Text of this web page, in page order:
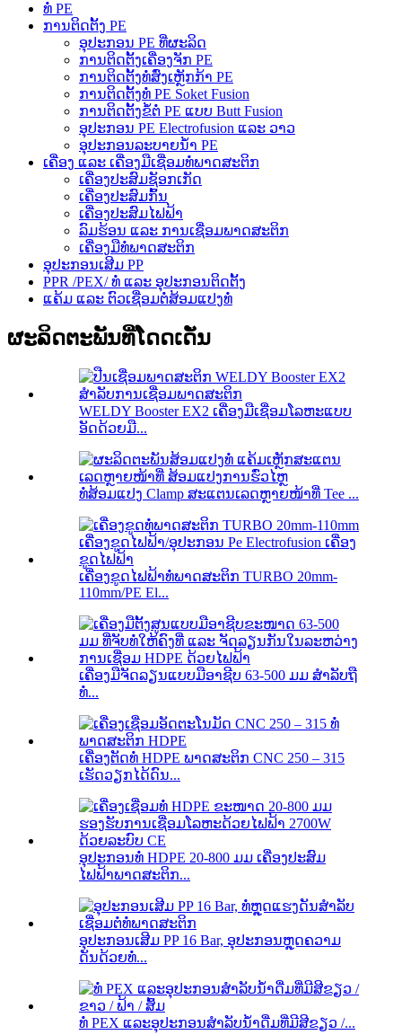
ທໍ່ PE
ການຕິດຕັ້ງ PE
ອຸປະກອນ PE ທີ່ຜະລິດ
ການຕິດຕັ້ງເຄື່ອງຈັກ PE
ການຕິດຕັ້ງທໍ່ສົ່ງເຫຼັກກ້າ PE
ການຕິດຕັ້ງທໍ່ PE Soket Fusion
ການຕິດຕັ້ງຂໍ້ຕໍ່ PE ແບບ Butt Fusion
ອຸປະກອນ PE Electrofusion ແລະ ວາວ
ອຸປະກອນລະບາຍນ້ຳ PE
ເຄື່ອງ ແລະ ເຄື່ອງມືເຊື່ອມທໍ່ພາດສະຕິກ
ເຄື່ອງປະສົມຊັອກເກັດ
ເຄື່ອງປະສົມກົ້ນ
ເຄື່ອງປະສົມໄຟຟ້າ
ລົມຮ້ອນ ແລະ ການເຊື່ອມພາດສະຕິກ
ເຄື່ອງມືທໍ່ພາດສະຕິກ
ອຸປະກອນເສີມ PP
PPR /PEX/ ທໍ່ ແລະ ອຸປະກອນຕິດຕັ້ງ
ແຄ້ມ ແລະ ຕົວເຊື່ອມຕໍ່ສ້ອມແປງທໍ່
ຜະລິດຕະພັນທີ່ໂດດເດັ່ນ
WELDY Booster EX2 ເຄື່ອງມືເຊື່ອມໂລຫະແບບ
ອັດດ້ວຍມື...
ທໍ່ສ້ອມແປງ Clamp ສະແຕນເລດຫຼາຍໜ້າທີ່ Tee ...
ເຄື່ອງຂູດໄຟຟ້າທໍ່ພາດສະຕິກ TURBO 20mm-
110mm/PE El...
ເຄື່ອງມືຈັດລຽນແບບມືອາຊີບ 63-500 ມມ ສຳລັບຖື
ທໍ່...
ເຄື່ອງຕັດທໍ່ HDPE ພາດສະຕິກ CNC 250 – 315
ເຮັດວຽກໄດ້ດົນ...
ອຸປະກອນທໍ່ HDPE 20-800 ມມ ເຄື່ອງປະສົມ
ໄຟຟ້າພາດສະຕິກ...
ອຸປະກອນເສີມ PP 16 Bar, ອຸປະກອນຫຼຸດຄວາມ
ດັນດ້ວຍທໍ່...
ທໍ່ PEX ແລະອຸປະກອນສຳລັບນ້ຳດື່ມທີ່ມີສີຂຽວ /...